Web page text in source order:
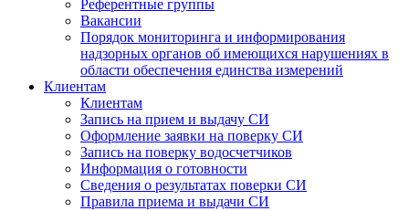
Референтные группы
Вакансии
Порядок мониторинга и информирования
надзорных органов об имеющихся нарушениях в
области обеспечения единства измерений
Клиентам
Клиентам
Запись на прием и выдачу СИ
Оформление заявки на поверку СИ
Запись на поверку водосчетчиков
Информация о готовности
Сведения о результатах поверки СИ
Правила приема и выдачи СИ